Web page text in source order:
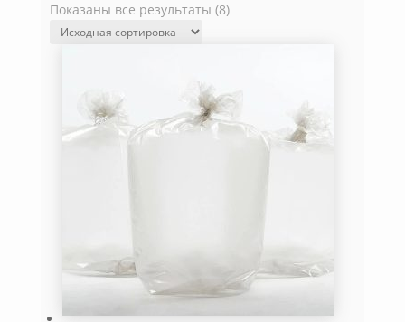
Показаны все результаты (8)